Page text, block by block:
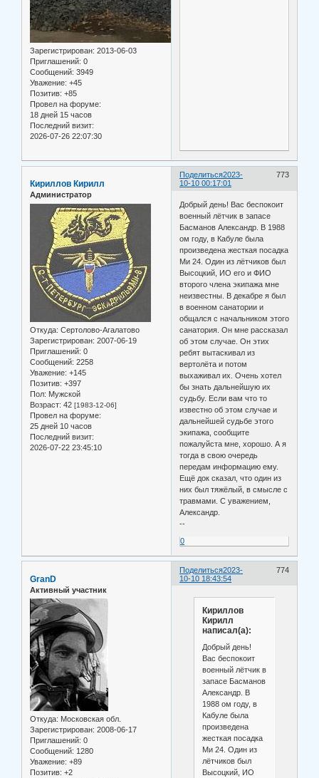
Зарегистрирован: 2013-06-03
Приглашений: 0
Сообщений: 3949
Уважение: +45
Позитив: +85
Провел на форуме:
18 дней 15 часов
Последний визит:
2026-07-26 22:07:30
Поделиться 773
2023-
10-10 00:17:01
Кириллов Кирилл
Администратор
Откуда: Сертолово-Агалатово
Зарегистрирован: 2007-06-19
Приглашений: 0
Сообщений: 2258
Уважение: +145
Позитив: +397
Пол: Мужской
Возраст: 42 [1983-12-06]
Провел на форуме:
25 дней 10 часов
Последний визит:
2026-07-22 23:45:10
Добрый день! Вас беспокоит
военный лётчик в запасе
Басманов Александр. В 1988
ом году, в Кабуле была
произведена жесткая посадка
Ми 24. Один из лётчиков был
Высоцкий, ИО его и ФИО
второго члена экипажа мне
неизвестны. В декабре я был
в военном санатории и
общался с начальником этого
санатория. Он мне рассказал
об этом случае. Он этих
ребят вытаскивал из
вертолёта и потом
выхаживал их. Очень хотел
бы знать дальнейшую их
судьбу. Если вам что то
известно об этом случае и
дальнейшей судьбе этого
экипажа, сообщите
пожалуйста мне, хорошо. А я
тогда в свою очередь
передам информацию ему.
Ещё док сказал, что один из
них был тяжёлый, в смысле с
травмами. С уважением,
Александр.
--
0
Поделиться 774
2023-
10-10 18:43:54
GranD
Активный участник
Откуда: Московская обл.
Зарегистрирован: 2008-06-17
Приглашений: 0
Сообщений: 1280
Уважение: +89
Позитив: +2
Кириллов
Кирилл
написал(а):
Добрый день!
Вас беспокоит
военный лётчик в
запасе Басманов
Александр. В
1988 ом году, в
Кабуле была
произведена
жесткая посадка
Ми 24. Один из
лётчиков был
Высоцкий, ИО